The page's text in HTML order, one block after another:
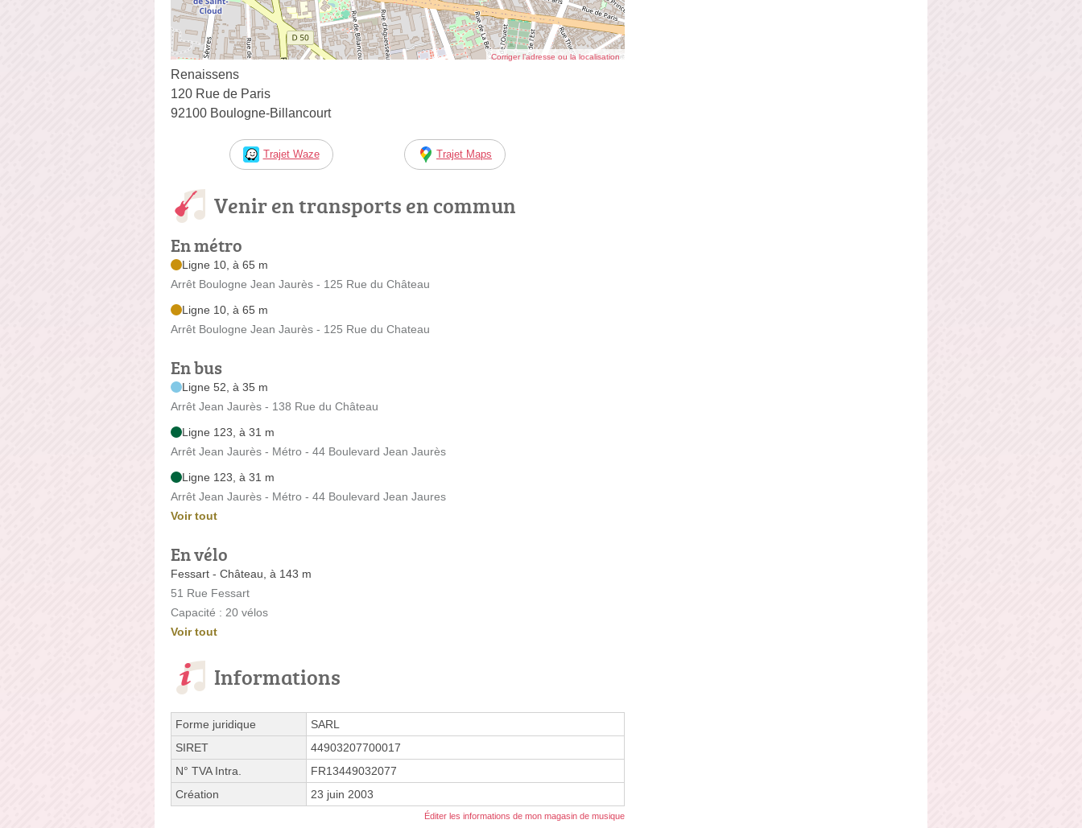
Corriger l’adresse ou la localisation
Renaissens
120 Rue de Paris
92100 Boulogne-Billancourt
Trajet Waze Trajet Maps
Venir en transports en commun
En métro
Ligne 10, à 65 m
Arrêt Boulogne Jean Jaurès - 125 Rue du Château
Ligne 10, à 65 m
Arrêt Boulogne Jean Jaurès - 125 Rue du Chateau
En bus
Ligne 52, à 35 m
Arrêt Jean Jaurès - 138 Rue du Château
Ligne 123, à 31 m
Arrêt Jean Jaurès - Métro - 44 Boulevard Jean Jaurès
Ligne 123, à 31 m
Arrêt Jean Jaurès - Métro - 44 Boulevard Jean Jaures
Voir tout
En vélo
Fessart - Château, à 143 m
51 Rue Fessart
Capacité : 20 vélos
Voir tout
Informations
Forme juridique
SARL
SIRET
44903207700017
N° TVA Intra.
FR13449032077
Création
23 juin 2003
Éditer les informations de mon magasin de musique